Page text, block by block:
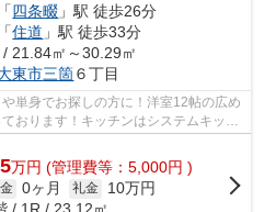
「四条畷 」駅 徒歩26分
「住道 」駅 徒歩33分
21.84㎡～30.29㎡
東市三箇６丁目
単身でお探しの方に！洋室12帖の広め
おります！キッチンはシステムキッチ
も...
万円 (管理費等：5,000円 )
0ヶ月 礼金
10万円